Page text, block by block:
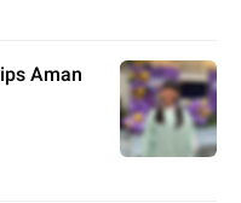
Aman